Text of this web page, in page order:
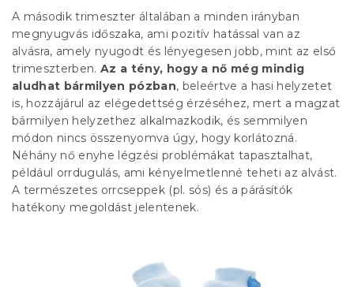
A második trimeszter általában a minden irányban
megnyugvás időszaka, ami pozitív hatással van az
alvásra, amely nyugodt és lényegesen jobb, mint az első
trimeszterben.Az a tény, hogy a nő még mindig
aludhat bármilyen pózban, beleértve a hasi helyzetet
is, hozzájárul az elégedettség érzéséhez, mert a magzat
bármilyen helyzethez alkalmazkodik, és semmilyen
módon nincs összenyomva úgy, hogy korlátozná.
Néhány nő enyhe légzési problémákat tapasztalhat,
például orrdugulás, ami kényelmetlenné teheti az alvást.
A természetes orrcseppek (pl. sós) és a párásítók
hatékony megoldást jelentenek.